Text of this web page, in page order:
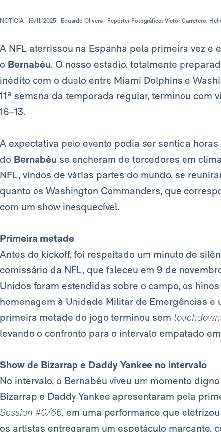
NOTÍCIA 16/11/2025 Eduardo Olivera Repórter Fotográfico: Víctor Carretero,
A NFL aterrissou na Espanha pela primeira vez e
o Bernabéu. O nosso estádio, totalmente
inédito com o duelo entre Miami Dolphins e
11ª semana da temporada regular, terminou com
16–13.
A expectativa pelo evento podia ser sentida
do Bernabéu se encheram de torcedores em
NFL, vindos de várias partes do mundo, se
quanto os Washington Commanders, que
com um show inesquecível.
Primeira metade
Antes do kickoff, foi respeitado um minuto de
comissário da NFL, que faleceu em 9 de
Unidos foram estendidas sobre o campo, os
homenagem à Unidade Militar de Emergências e
primeira metade do jogo terminou sem
levando o confronto para o intervalo empatado
Show de Bizarrap e Daddy Yankee no intervalo
No intervalo, o Bernabéu viveu um momento
Bizarrap e Daddy Yankee apresentaram pela
Session #0/66, em uma performance que
os artistas entregaram um espetáculo marcante,